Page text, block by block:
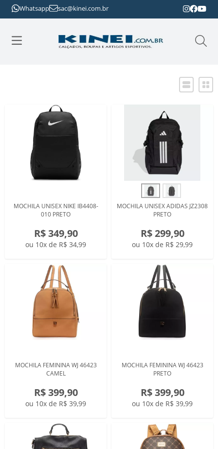
Whatsapp sac@kinei.com.br
MOCHILA UNISEX NIKE IB4408-
010 PRETO
R$ 349,90
ou 10x de R$ 34,99
MOCHILA UNISEX ADIDAS JZ2308
PRETO
R$ 299,90
ou 10x de R$ 29,99
MOCHILA FEMININA WJ 46423
CAMEL
R$ 399,90
ou 10x de R$ 39,99
MOCHILA FEMININA WJ 46423
PRETO
R$ 399,90
ou 10x de R$ 39,99